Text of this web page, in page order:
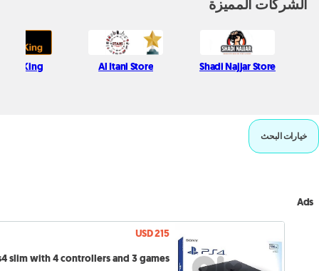
الشركات المميزة
Shadi Najjar Store
Al Itani Store
King
خيارات البحث
Ads
USD 215
slim with 4 controllers and 3 games